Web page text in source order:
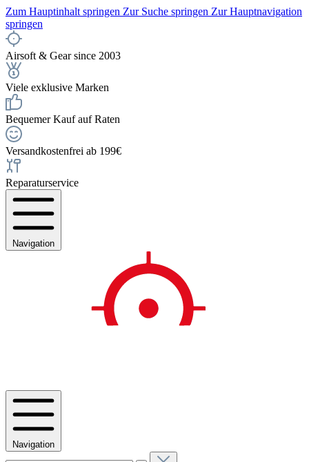
Zum Hauptinhalt springen Zur Suche springen Zur Hauptnavigation
springen
Airsoft & Gear since 2003
Viele exklusive Marken
Bequemer Kauf auf Raten
Versandkostenfrei ab 199€
Reparaturservice
Navigation
Navigation